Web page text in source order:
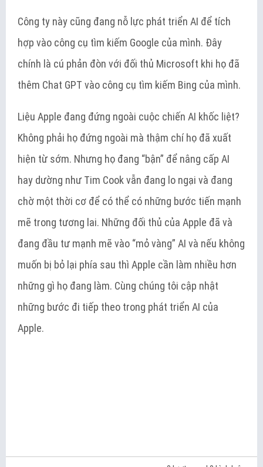
Công ty này cũng đang nỗ lực phát triển AI để tích
hợp vào công cụ tìm kiếm Google của mình. Đây
chính là cú phản đòn với đối thủ Microsoft khi họ đã
thêm Chat GPT vào công cụ tìm kiếm Bing của mình.
Liệu Apple đang đứng ngoài cuộc chiến AI khốc liệt?
Không phải họ đứng ngoài mà thậm chí họ đã xuất
hiện từ sớm. Nhưng họ đang “bận” để nâng cấp AI
hay dường như Tim Cook vẫn đang lo ngại và đang
chờ một thời cơ để có thể có những bước tiến mạnh
mẽ trong tương lai. Những đối thủ của Apple đã và
đang đầu tư mạnh mẽ vào “mỏ vàng” AI và nếu không
muốn bị bỏ lại phía sau thì Apple cần làm nhiều hơn
những gì họ đang làm. Cùng chúng tôi cập nhật
những bước đi tiếp theo trong phát triển AI của
Apple.